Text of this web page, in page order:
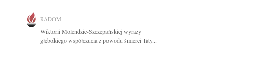
RADOM
Wiktorii Molendzie-Szczepańskiej wyrazy
głębokiego współczucia z powodu śmierci Taty...